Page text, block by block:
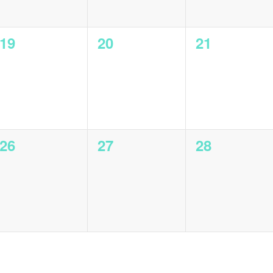
0
19
0
20
0
21
0
26
0
27
0
28